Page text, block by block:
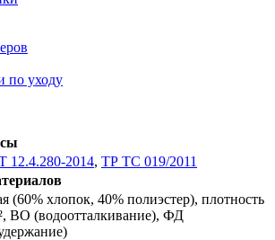
по уходу
12.4.280-2014, ТР ТС 019/2011
(60% хлопок, 40% полиэстер), плотность
ВО (водоотталкивание), ФД